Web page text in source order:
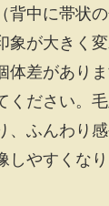
背中に帯状
象が大きく
体差があり
ください。
、ふんわり
やすくなり